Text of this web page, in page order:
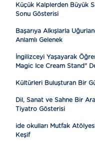
Küçük Kalplerden Büyük
Sonu Gösterisi
Başarıya Alkışlarla
Anlamlı Gelenek
İngilizceyi Yaşayarak
Magic Ice Cream Stand"
Kültürleri Buluşturan Bir
Dil, Sanat ve Sahne Bir
Tiyatro Gösterisi
ide okulları Mutfak
Keşif